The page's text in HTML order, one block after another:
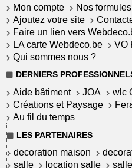
Mon compte
Nos
Ajoutez votre site
Faire un lien vers
LA carte Webdeco.be
VO
Qui sommes nous ?
DERNIERS
Aide bâtiment JOA wlc
Créations et Paysage
Au fil du temps
LES PARTENAIRES
decoration maison
salle
location salle